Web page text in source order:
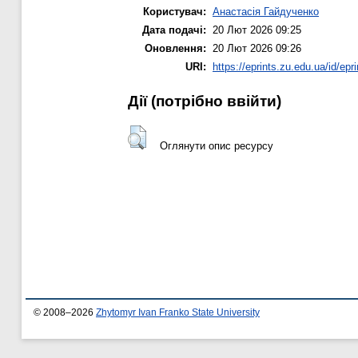
Користувач: Анастасія Гайдученко
Дата подачі: 20 Лют 2026 09:25
Оновлення: 20 Лют 2026 09:26
URI:
https://eprints.zu.edu.ua/id/
Дії ​​(потрібно ввійти)
Оглянути опис ресурсу
© 2008–2026 Zhytomyr Ivan Franko State University